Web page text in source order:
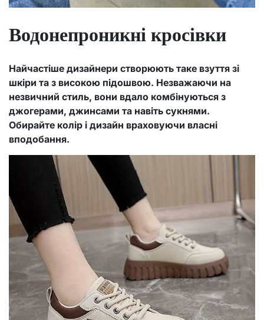
Водонепроникні кросівки
Найчастіше дизайнери створюють таке взуття зі
шкіри та з високою підошвою. Незважаючи на
незвичний стиль, вони вдало комбінуються з
джогерами, джинсами та навіть сукнями.
Обирайте колір і дизайн враховуючи власні
вподобання.